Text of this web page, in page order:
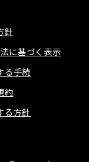
針
に基づく表示
る手続
約
る方針